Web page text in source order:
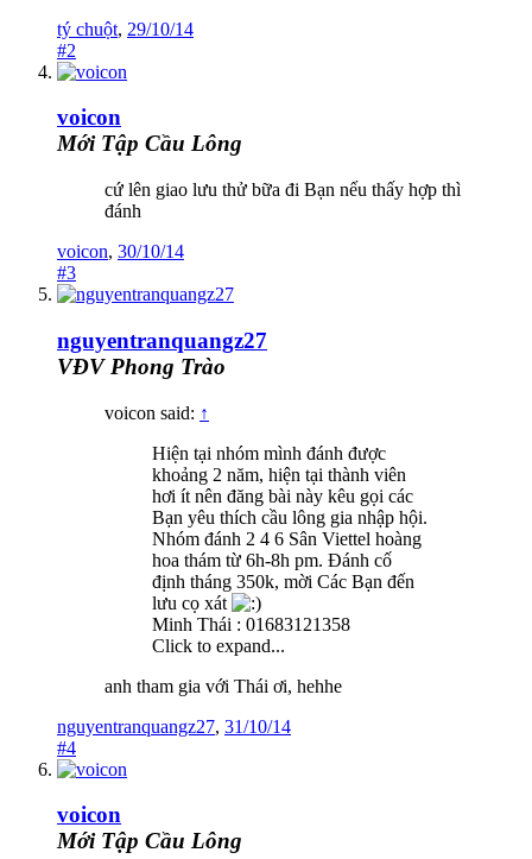
tý chuột, 29/10/14
#2
voicon
Mới Tập Cầu Lông
cứ lên giao lưu thử bữa đi Bạn nếu thấy hợp thì
đánh
voicon, 30/10/14
#3
nguyentranquangz27
VĐV Phong Trào
voicon said: ↑
Hiện tại nhóm mình đánh được
khoảng 2 năm, hiện tại thành viên
hơi ít nên đăng bài này kêu gọi các
Bạn yêu thích cầu lông gia nhập hội.
Nhóm đánh 2 4 6 Sân Viettel hoàng
hoa thám từ 6h-8h pm. Đánh cố
định tháng 350k, mời Các Bạn đến
lưu cọ xát
Minh Thái : 01683121358
Click to expand...
anh tham gia với Thái ơi, hehhe
nguyentranquangz27, 31/10/14
#4
voicon
Mới Tập Cầu Lông